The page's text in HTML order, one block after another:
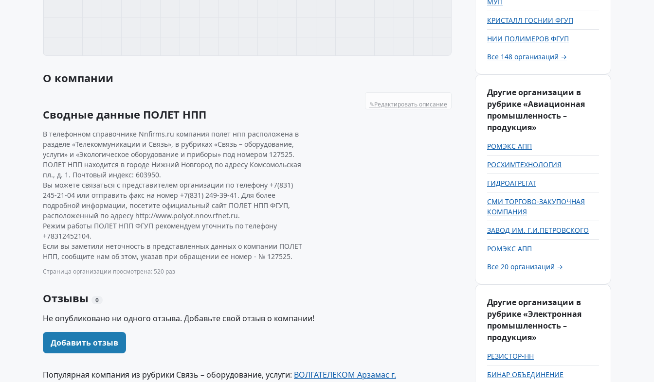
О компании
✎Редактировать описание
Сводные данные ПОЛЕТ НПП
В телефонном справочнике Nnfirms.ru компания полет нпп расположена в
разделе «Телекоммуникации и Связь», в рубриках «Связь – оборудование,
услуги» и «Экологическое оборудование и приборы» под номером 127525.
ПОЛЕТ НПП находится в городе Нижний Новгород по адресу Комсомольская
пл., д. 1. Почтовый индекс: 603950.
Вы можете связаться с представителем организации по телефону +7(831)
245-21-04 или отправить факс на номер +7(831) 249-39-41. Для более
подробной информации, посетите официальный сайт ПОЛЕТ НПП ФГУП,
расположенный по адресу http://www.polyot.nnov.rfnet.ru.
Режим работы ПОЛЕТ НПП ФГУП рекомендуем уточнить по телефону
+78312452104.
Если вы заметили неточность в представленных данных о компании ПОЛЕТ
НПП, сообщите нам об этом, указав при обращении ее номер - № 127525.
Страница организации просмотрена: 520 раз
Отзывы 0
Не опубликовано ни одного отзыва. Добавьте свой отзыв о компании!
Добавить отзыв
Популярная компания из рубрики Связь – оборудование, услуги: ВОЛГАТЕЛЕКОМ Арзамас г.
КРИСТАЛЛ ГОСНИИ ФГУП
НИИ ПОЛИМЕРОВ ФГУП
Все 148 организаций →
Другие организации в
рубрике «Авиационная
промышленность –
продукция»
РОМЭКС АПП
РОСХИМТЕХНОЛОГИЯ
ГИДРОАГРЕГАТ
СМИ ТОРГОВО-ЗАКУПОЧНАЯ
КОМПАНИЯ
ЗАВОД ИМ. Г.И.ПЕТРОВСКОГО
РОМЭКС АПП
Все 20 организаций →
Другие организации в
рубрике «Электронная
промышленность –
продукция»
РЕЗИСТОР-НН
БИНАР ОБЪЕДИНЕНИЕ